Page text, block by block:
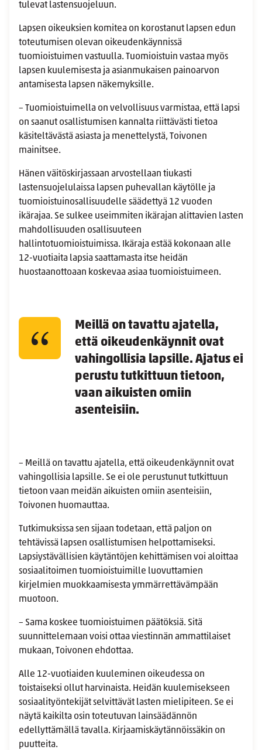
tulevat lastensuojeluun.
Lapsen oikeuksien komitea on korostanut lapsen edun
toteutumisen olevan oikeudenkäynnissä
tuomioistuimen vastuulla. Tuomioistuin vastaa myös
lapsen kuulemisesta ja asianmukaisen painoarvon
antamisesta lapsen näkemyksille.
– Tuomioistuimella on velvollisuus varmistaa, että lapsi
on saanut osallistumisen kannalta riittävästi tietoa
käsiteltävästä asiasta ja menettelystä, Toivonen
mainitsee.
Hänen väitöskirjassaan arvostellaan tiukasti
lastensuojelulaissa lapsen puhevallan käytölle ja
tuomioistuinosallisuudelle säädettyä 12 vuoden
ikärajaa. Se sulkee useimmiten ikärajan alittavien lasten
mahdollisuuden osallisuuteen
hallintotuomioistuimissa. Ikäraja estää kokonaan alle
12-vuotiaita lapsia saattamasta itse heidän
huostaanottoaan koskevaa asiaa tuomioistuimeen.
Meillä on tavattu ajatella,
että oikeudenkäynnit ovat
vahingollisia lapsille. Ajatus ei
perustu tutkittuun tietoon,
vaan aikuisten omiin
asenteisiin.
– Meillä on tavattu ajatella, että oikeudenkäynnit ovat
vahingollisia lapsille. Se ei ole perustunut tutkittuun
tietoon vaan meidän aikuisten omiin asenteisiin,
Toivonen huomauttaa.
Tutkimuksissa sen sijaan todetaan, että paljon on
tehtävissä lapsen osallistumisen helpottamiseksi.
Lapsiystävällisien käytäntöjen kehittämisen voi aloittaa
sosiaalitoimen tuomioistuimille luovuttamien
kirjelmien muokkaamisesta ymmärrettävämpään
muotoon.
– Sama koskee tuomioistuimen päätöksiä. Sitä
suunnittelemaan voisi ottaa viestinnän ammattilaiset
mukaan, Toivonen ehdottaa.
Alle 12-vuotiaiden kuuleminen oikeudessa on
toistaiseksi ollut harvinaista. Heidän kuulemisekseen
sosiaalityöntekijät selvittävät lasten mielipiteen. Se ei
näytä kaikilta osin toteutuvan lainsäädännön
edellyttämällä tavalla. Kirjaamiskäytännöissäkin on
puutteita.